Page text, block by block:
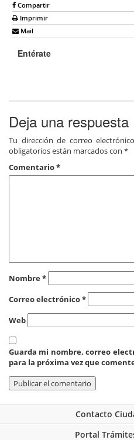
Compartir
Imprimir
Mail
Entérate
Deja una respuesta
Tu dirección de correo
obligatorios están marcados con *
Comentario*
Nombre*
Correo electrónico*
Web
Guarda mi nombre, correo
para la próxima vez que
Contacto
Portal